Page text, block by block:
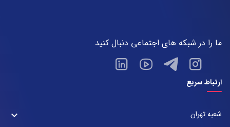
ارتباط سریع
شعبه تهران keyboard_arrow_down
ما را در شبکه های اجتماعی دنبال کنید